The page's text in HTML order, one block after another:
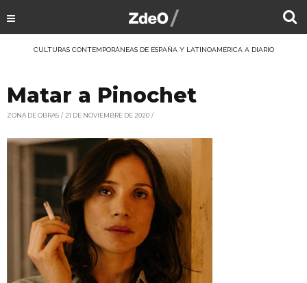
CULTURAS CONTEMPORÁNEAS DE ESPAÑA Y LATINOAMÉRICA A DIARIO
Matar a Pinochet
ZONA DE OBRAS 21 DE NOVIEMBRE DE 2020